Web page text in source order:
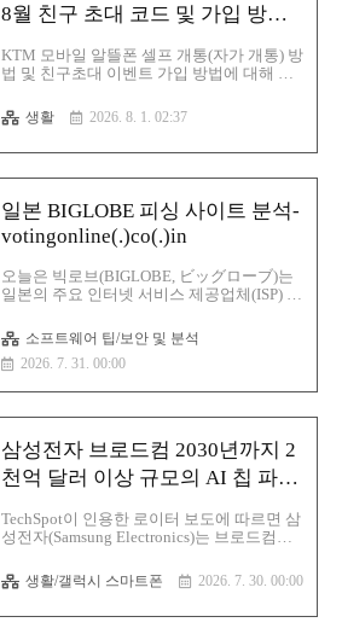
8월 친구 초대 코드 및 가입 방법
드:M5854)
KTM 모바일 알뜰폰 셀프 개통(자가 개통) 방
법 및 친구초대 이벤트 가입 방법에 대해 알
모바일 알뜰폰 을 사용을 하고 있다가 전화
번호가 하나 더 필요해서 어차피 태블릿 쪽
엠모바일에서 운영하는 MVNO 통신사를 하
는 것으로 옮기기로 하고 해당 KTM 모바일
알뜰폰 쪽으로 셀프개통을 진행을 하기로 했
습니다.어차피 메인폰 KT, 인터넷 KT, 업무용
폰도 KT인데 그냥 KT로 그냥 다 통일하는 것
이 좋을 것 같아서 해당 태블릿을 KT로 변경
해 버렸습니다.친구 추천 1만5천원 요금제
가입시 개인당:최대 15만원 지급 가입시 3만
매하든 쿠팡 ..
생활 2026. 8. 1. 02:37
일본 BIGLOBE 피싱 사이트 분석-
votingonline(.)co(.)in
오늘은 빅로브(BIGLOBE, ビッグローブ)는
일본의 주요 인터넷 서비스 제공업체(ISP) 및
이트인 votingonline(.)co(.)in 에 대해서 분석
을 해 보겠습니다.피싱(Phishing) 사이트 분
석피싱 사이트 내용本日は 2026年7月28日
ともなう、BIGLOBEメールの動作不具合に
ついてNew!・BIGLOBEメール、メールサ
ービスのメンテナンス情報はこちらをご確
認ください。・Webメールにログインが出
来ない場合はこちらをご確認ください。・
BIGLOBEを騙るフィッシングサイト・フィ
ッシングメールにご注意ください推奨環境
ヘルプ よくあるお問い合わせ 必ずお読み
소프트웨어 팁/보안 및 분석
2026. 7. 31. 00:00
삼성전자 브로드컴 2030년까지 2
천억 달러 이상 규모의 AI 칩 파트
TechSpot이 인용한 로이터 보도에 따르면 삼
성전자(Samsung Electronics)는 브로드컴
야에 집중하도록 확대했으며 이 계약의 총
규모는 2030년까지 2,000억 달러를 넘어설
생활/갤럭시 스마트폰 2026. 7. 30. 00:00